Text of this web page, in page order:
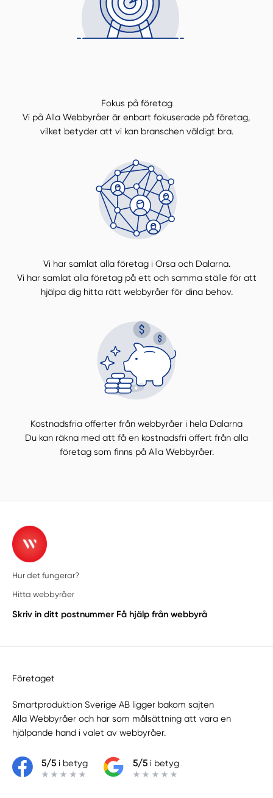
Fokus på företag
Vi på Alla Webbyråer är enbart fokuserade på företag,
vilket betyder att vi kan branschen väldigt bra.
Vi har samlat alla företag i Orsa och Dalarna.
Vi har samlat alla företag på ett och samma ställe för att
hjälpa dig hitta rätt webbyråer för dina behov.
Kostnadsfria offerter från webbyråer i hela Dalarna
Du kan räkna med att få en kostnadsfri offert från alla
företag som finns på Alla Webbyråer.
Hur det fungerar?
Hitta webbyråer
Skriv in ditt postnummer Få hjälp från webbyrå
Företaget
Smartproduktion Sverige AB ligger bakom sajten
Alla Webbyråer och har som målsättning att vara en
hjälpande hand i valet av webbyråer.
5/5i betyg 5/5i betyg